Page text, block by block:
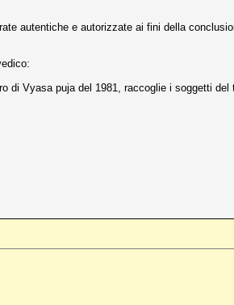
autentiche e autorizzate ai fini della
di Vyasa puja del 1981, raccoglie i soggetti